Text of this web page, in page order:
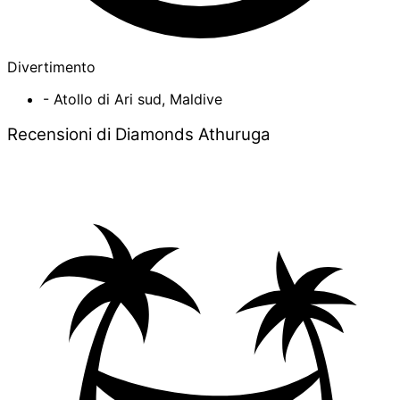
Divertimento
- Atollo di Ari sud, Maldive
Recensioni di Diamonds Athuruga